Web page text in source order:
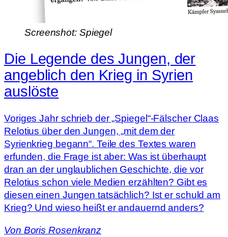
Screenshot: Spiegel
Die Legende des Jungen, der
angeblich den Krieg in Syrien
auslöste
Voriges Jahr schrieb der „Spiegel“-Fälscher Claas
Relotius über den Jungen, „mit dem der
Syrienkrieg begann“. Teile des Textes waren
erfunden, die Frage ist aber: Was ist überhaupt
dran an der unglaublichen Geschichte, die vor
Relotius schon viele Medien erzählten? Gibt es
diesen einen Jungen tatsächlich? Ist er schuld am
Krieg? Und wieso heißt er andauernd anders?
Von Boris Rosenkranz